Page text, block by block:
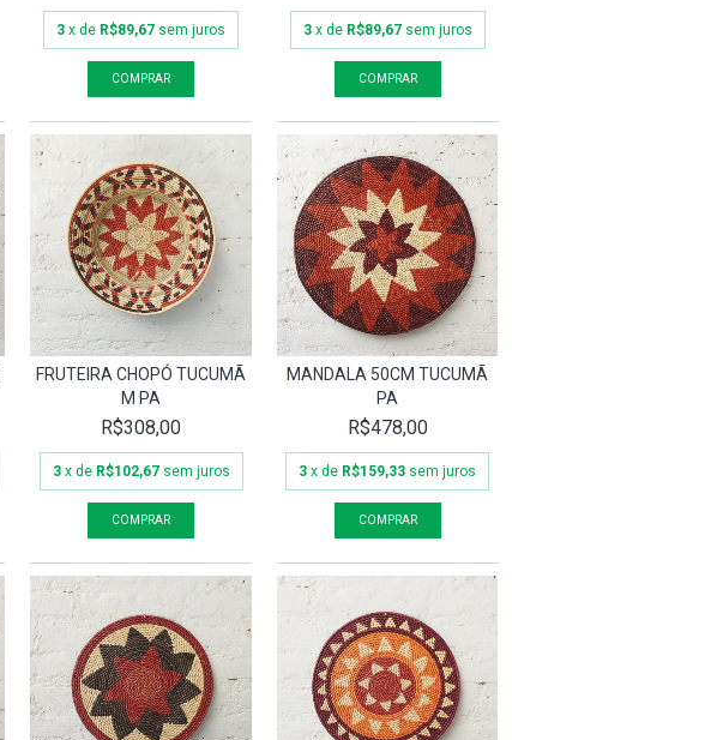
3 x de R$89,67 sem juros 3 x de R$89,67 sem juros
FRUTEIRA CHOPÓ TUCUMÃ
M PA
R$308,00
3 x de R$102,67 sem juros
MANDALA 50CM TUCUMÃ
PA
R$478,00
3 x de R$159,33 sem juros